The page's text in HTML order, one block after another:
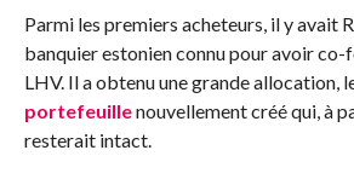
Parmi les premiers acheteurs, il y avait
banquier estonien connu pour avoir co-
LHV. Il a obtenu une grande allocation,
portefeuillenouvellement créé qui, à
resterait intact.